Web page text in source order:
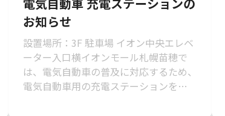
お知らせ
設置場所：3F 駐車場 イオン中央エレベ
ーター入口横イオンモール札幌苗穂で
は、電気自動車の普及に対応するため、
電気自動車用の充電ステーションを設置